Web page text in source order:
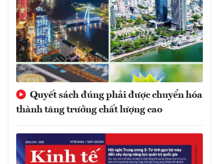
Quyết sách đúng phải được chuyển hóa
thành tăng trưởng chất lượng cao